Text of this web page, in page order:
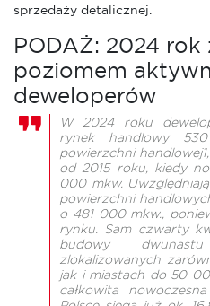
sprzedaży detalicznej.
PODAŻ: 2024
poziomem
deweloperów
W 2024 roku
rynek handlowy
powierzchni
od 2015 roku, kiedy
000 mkw.
powierzchni
o 481 000 mkw.,
rynku. Sam czwarty
budowy
zlokalizowanych
jak i miastach do 50
całkowita